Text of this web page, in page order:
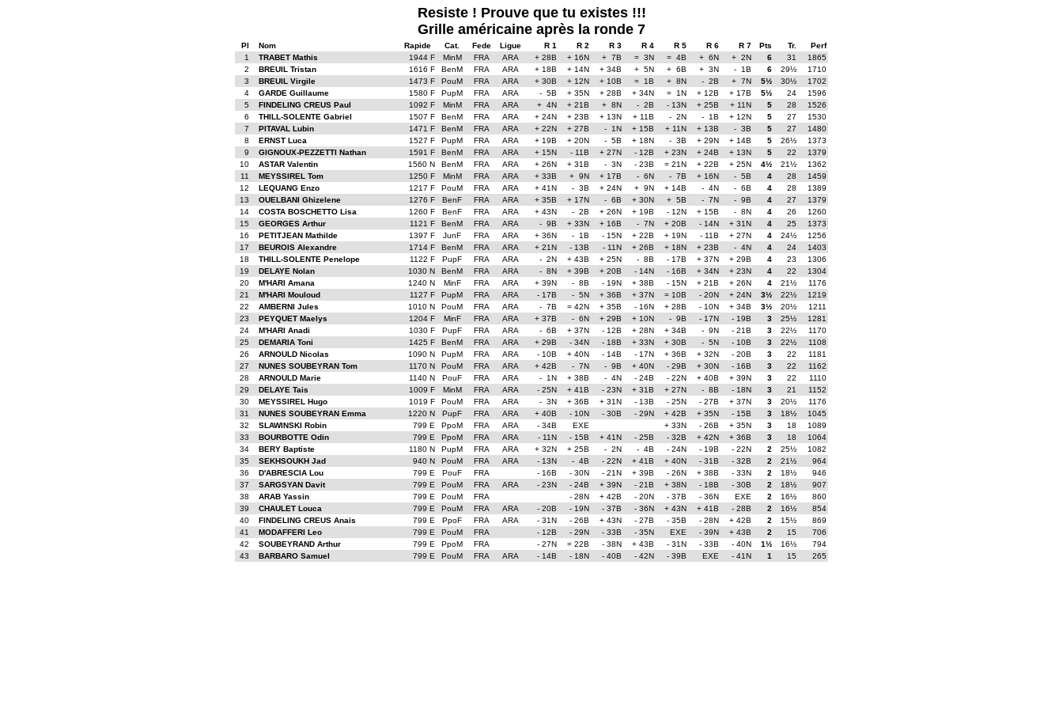
Resiste ! Prouve que tu existes !!!
Grille américaine après la ronde 7
Pl Nom Rapide Cat. Fede Ligue R 1 R 2 R 3 R 4 R 5 R 6 R 7 Pts Tr.
Perf
1
TRABET Mathis 1944 F MinM FRA ARA + 28B + 16N + 7B = 3N = 4B + 6N + 2N 6 31
1865
2
BREUIL Tristan 1616 F BenM FRA ARA + 18B + 14N + 34B + 5N + 6B + 3N - 1B 6 29½
1710
3
BREUIL Virgile 1473 F PouM FRA ARA + 30B + 12N + 10B = 1B + 8N - 2B + 7N 5½ 30½
1702
4
GARDE Guillaume 1580 F PupM FRA ARA - 5B + 35N + 28B + 34N = 1N + 12B + 17B 5½ 24
1596
5
FINDELING CREUS Paul 1092 F MinM FRA ARA + 4N + 21B + 8N - 2B - 13N + 25B + 11N 5 28
1526
6
THILL-SOLENTE Gabriel 1507 F BenM FRA ARA + 24N + 23B + 13N + 11B - 2N - 1B + 12N 5 27
1530
7
PITAVAL Lubin 1471 F BenM FRA ARA + 22N + 27B - 1N + 15B + 11N + 13B - 3B 5 27
1480
8
ERNST Luca 1527 F PupM FRA ARA + 19B + 20N - 5B + 18N - 3B + 29N + 14B 5 26½
1373
9
GIGNOUX-PEZZETTI Nathan 1591 F BenM FRA ARA + 15N - 11B + 27N - 12B + 23N + 24B + 13N 5 22
1379
10
ASTAR Valentin 1560 N BenM FRA ARA + 26N + 31B - 3N - 23B = 21N + 22B + 25N 4½ 21½
1362
11
MEYSSIREL Tom 1250 F MinM FRA ARA + 33B + 9N + 17B - 6N - 7B + 16N - 5B 4 28
1459
12
LEQUANG Enzo 1217 F PouM FRA ARA + 41N - 3B + 24N + 9N + 14B - 4N - 6B 4 28
1389
13
OUELBANI Ghizelene 1276 F BenF FRA ARA + 35B + 17N - 6B + 30N + 5B - 7N - 9B 4 27
1379
14
COSTA BOSCHETTO Lisa 1260 F BenF FRA ARA + 43N - 2B + 26N + 19B - 12N + 15B - 8N 4 26
1260
15
GEORGES Arthur 1121 F BenM FRA ARA - 9B + 33N + 16B - 7N + 20B - 14N + 31N 4 25
1373
16
PETITJEAN Mathilde 1397 F JunF FRA ARA + 36N - 1B - 15N + 22B + 19N - 11B + 27N 4 24½
1256
17
BEUROIS Alexandre 1714 F BenM FRA ARA + 21N - 13B - 11N + 26B + 18N + 23B - 4N 4 24
1403
18
THILL-SOLENTE Penelope 1122 F PupF FRA ARA - 2N + 43B + 25N - 8B - 17B + 37N + 29B 4 23
1306
19
DELAYE Nolan 1030 N BenM FRA ARA - 8N + 39B + 20B - 14N - 16B + 34N + 23N 4 22
1304
20
M'HARI Amana 1240 N MinF FRA ARA + 39N - 8B - 19N + 38B - 15N + 21B + 26N 4 21½
1176
21
M'HARI Mouloud 1127 F PupM FRA ARA - 17B - 5N + 36B + 37N = 10B - 20N + 24N 3½ 22½
1219
22
AMBERNI Jules 1010 N PouM FRA ARA - 7B = 42N + 35B - 16N + 28B - 10N + 34B 3½ 20½
1211
23
PEYQUET Maelys 1204 F MinF FRA ARA + 37B - 6N + 29B + 10N - 9B - 17N - 19B 3 25½
1281
24
M'HARI Anadi 1030 F PupF FRA ARA - 6B + 37N - 12B + 28N + 34B - 9N - 21B 3 22½
1170
25
DEMARIA Toni 1425 F BenM FRA ARA + 29B - 34N - 18B + 33N + 30B - 5N - 10B 3 22½
1108
26
ARNOULD Nicolas 1090 N PupM FRA ARA - 10B + 40N - 14B - 17N + 36B + 32N - 20B 3 22
1181
27
NUNES SOUBEYRAN Tom 1170 N PouM FRA ARA + 42B - 7N - 9B + 40N - 29B + 30N - 16B 3 22
1162
28
ARNOULD Marie 1140 N PouF FRA ARA - 1N + 38B - 4N - 24B - 22N + 40B + 39N 3 22
1110
29
DELAYE Tais 1009 F MinM FRA ARA - 25N + 41B - 23N + 31B + 27N - 8B - 18N 3 21
1152
30
MEYSSIREL Hugo 1019 F PouM FRA ARA - 3N + 36B + 31N - 13B - 25N - 27B + 37N 3 20½
1176
31
NUNES SOUBEYRAN Emma 1220 N PupF FRA ARA + 40B - 10N - 30B - 29N + 42B + 35N - 15B 3 18½
1045
32
SLAWINSKI Robin 799 E PpoM FRA ARA - 34B EXE + 33N - 26B + 35N 3 18
1089
33
BOURBOTTE Odin 799 E PpoM FRA ARA - 11N - 15B + 41N - 25B - 32B + 42N + 36B 3 18
1064
34
BERY Baptiste 1180 N PupM FRA ARA + 32N + 25B - 2N - 4B - 24N - 19B - 22N 2 25½
1082
35
SEKHSOUKH Jad 940 N PouM FRA ARA - 13N - 4B - 22N + 41B + 40N - 31B - 32B 2 21½
964
36
D'ABRESCIA Lou 799 E PouF FRA - 16B - 30N - 21N + 39B - 26N + 38B - 33N 2 18½
946
37
SARGSYAN Davit 799 E PouM FRA ARA - 23N - 24B + 39N - 21B + 38N - 18B - 30B 2 18½
907
38
ARAB Yassin 799 E PouM FRA - 28N + 42B - 20N - 37B - 36N EXE 2 16½
860
39
CHAULET Louca 799 E PouM FRA ARA - 20B - 19N - 37B - 36N + 43N + 41B - 28B 2 16½
854
40
FINDELING CREUS Anais 799 E PpoF FRA ARA - 31N - 26B + 43N - 27B - 35B - 28N + 42B 2 15½
869
41
MODAFFERI Leo 799 E PouM FRA - 12B - 29N - 33B - 35N EXE - 39N + 43B 2 15
706
42
SOUBEYRAND Arthur 799 E PpoM FRA - 27N = 22B - 38N + 43B - 31N - 33B - 40N 1½ 16½
794
43
BARBARO Samuel 799 E PouM FRA ARA - 14B - 18N - 40B - 42N - 39B EXE - 41N 1 15 265